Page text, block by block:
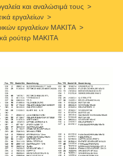
και αναλώσιμά τους >
εργαλείων >
εργαλείων MAKITA >
ρούτερ MAKITA